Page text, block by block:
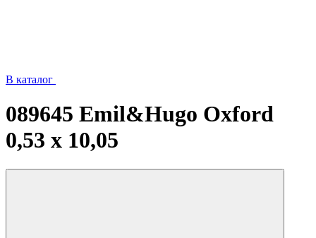
В каталог
089645 Emil&Hugo Oxford
0,53 x 10,05